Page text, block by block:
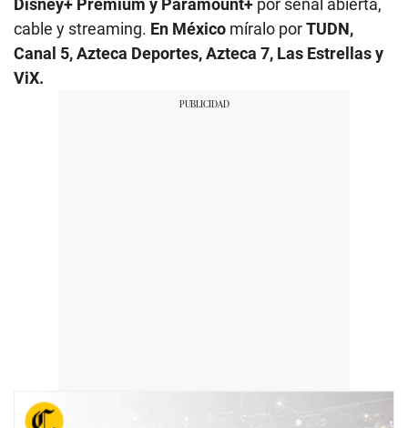
Disney+ Premium y Paramount+ por señal abierta,
cable y streaming. En México míralo porTUDN,
Canal 5, Azteca Deportes, Azteca 7, Las Estrellas y
ViX.